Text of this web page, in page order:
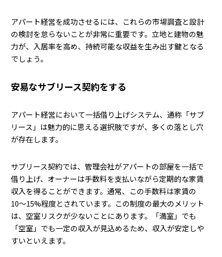
アパート経営を成功させるには、これらの市場調査と設計
の検討を怠らないことが非常に重要です。立地と建物の魅
力が、入居率を高め、持続可能な収益を生み出す鍵となる
でしょう。
安易なサブリース契約をする
アパート経営において一括借り上げシステム、通称「サブ
リース」は魅力的に思える選択肢ですが、多くの落とし穴
が存在します。
サブリース契約では、管理会社がアパートの部屋を一括で
借り上げ、オーナーは手数料を支払いながら定期的な家賃
収入を得ることができます。通常、この手数料は家賃の
10〜15%程度とされています。この制度の最大のメリット
は、空室リスクが少ないことにあります。「満室」でも
「空室」でも一定の収入が見込めるため、収入が安定しや
すいといえます。